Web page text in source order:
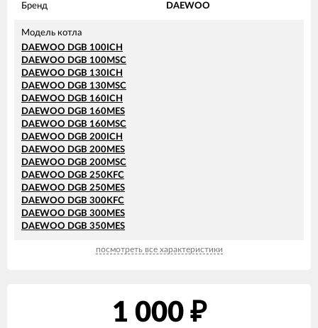
Бренд DAEWOO
Модель котла
DAEWOO DGB 100ICH
DAEWOO DGB 100MSC
DAEWOO DGB 130ICH
DAEWOO DGB 130MSC
DAEWOO DGB 160ICH
DAEWOO DGB 160MES
DAEWOO DGB 160MSC
DAEWOO DGB 200ICH
DAEWOO DGB 200MES
DAEWOO DGB 200MSC
DAEWOO DGB 250KFC
DAEWOO DGB 250MES
DAEWOO DGB 300KFC
DAEWOO DGB 300MES
DAEWOO DGB 350MES
посмотреть все характеристики
1 000 ₽